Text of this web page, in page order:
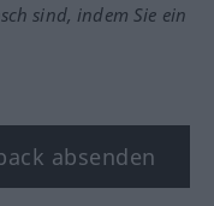
sind, indem Sie ein
absenden